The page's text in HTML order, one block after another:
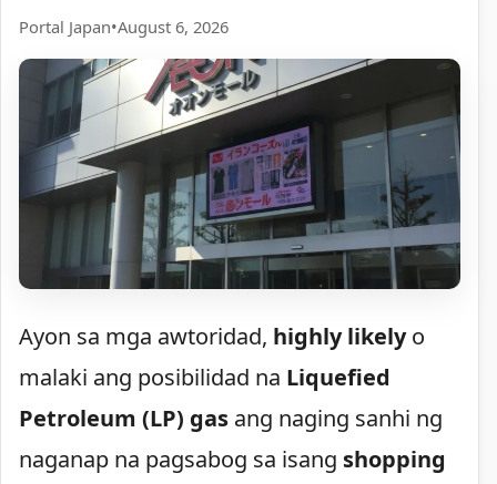
Portal Japan•August 6, 2026
Ayon sa mga awtoridad, highly likelyo
malaki ang posibilidad na Liquefied
Petroleum (LP) gas ang naging sanhi ng
naganap na pagsabog sa isang shopping